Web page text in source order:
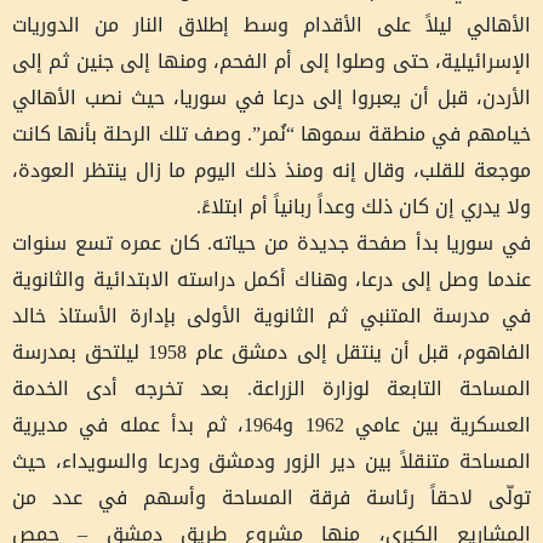
الأهالي ليلاً على الأقدام وسط إطلاق النار من الدوريات
الإسرائيلية، حتى وصلوا إلى أم الفحم، ومنها إلى جنين ثم إلى
الأردن، قبل أن يعبروا إلى درعا في سوريا، حيث نصب الأهالي
خيامهم في منطقة سموها “نُمر”. وصف تلك الرحلة بأنها كانت
موجعة للقلب، وقال إنه ومنذ ذلك اليوم ما زال ينتظر العودة،
ولا يدري إن كان ذلك وعداً ربانياً أم ابتلاءً.
في سوريا بدأ صفحة جديدة من حياته. كان عمره تسع سنوات
عندما وصل إلى درعا، وهناك أكمل دراسته الابتدائية والثانوية
في مدرسة المتنبي ثم الثانوية الأولى بإدارة الأستاذ خالد
الفاهوم، قبل أن ينتقل إلى دمشق عام 1958 ليلتحق بمدرسة
المساحة التابعة لوزارة الزراعة. بعد تخرجه أدى الخدمة
العسكرية بين عامي 1962 و1964، ثم بدأ عمله في مديرية
المساحة متنقلاً بين دير الزور ودمشق ودرعا والسويداء، حيث
تولّى لاحقاً رئاسة فرقة المساحة وأسهم في عدد من
المشاريع الكبرى، منها مشروع طريق دمشق – حمص